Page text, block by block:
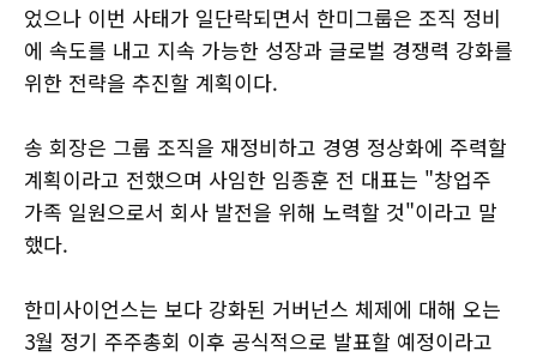
었으나 이번 사태가 일단락되면서 한미그룹은 조직 정비
에 속도를 내고 지속 가능한 성장과 글로벌 경쟁력 강화를
위한 전략을 추진할 계획이다.
송 회장은 그룹 조직을 재정비하고 경영 정상화에 주력할
계획이라고 전했으며 사임한 임종훈 전 대표는 "창업주
가족 일원으로서 회사 발전을 위해 노력할 것"이라고 말
했다.
한미사이언스는 보다 강화된 거버넌스 체제에 대해 오는
3월 정기 주주총회 이후 공식적으로 발표할 예정이라고